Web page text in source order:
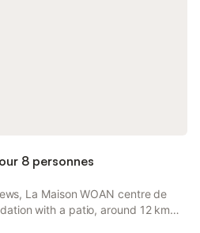
8 personnes
La Maison WOAN centre de
with a patio, around 12 km
Course. Both free WiFi and